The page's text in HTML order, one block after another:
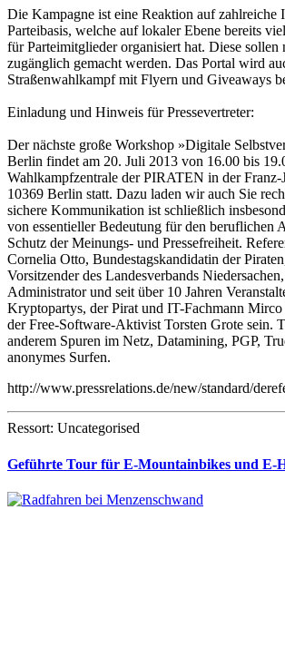
Die Kampagne ist eine Reaktion auf zahlreiche
Parteibasis, welche auf lokaler Ebene bereits
für Parteimitglieder organisiert hat. Diese sollen
zugänglich gemacht werden. Das Portal wird
Straßenwahlkampf mit Flyern und Giveaways
Einladung und Hinweis für Pressevertreter:
Der nächste große Workshop »Digitale
Berlin findet am 20. Juli 2013 von 16.00 bis
Wahlkampfzentrale der PIRATEN in der Franz-
10369 Berlin statt. Dazu laden wir auch Sie
sichere Kommunikation ist schließlich
von essentieller Bedeutung für den beruflichen
Schutz der Meinungs- und Pressefreiheit.
Cornelia Otto, Bundestagskandidatin der
Vorsitzender des Landesverbands
Administrator und seit über 10 Jahren
Kryptopartys, der Pirat und IT-Fachmann
der Free-Software-Aktivist Torsten Grote sein.
anderem Spuren im Netz, Datamining, PGP,
anonymes Surfen.
http://www.pressrelations.de/new/standard/
Ressort: Uncategorised
Geführte Tour für E-Mountainbikes und E-